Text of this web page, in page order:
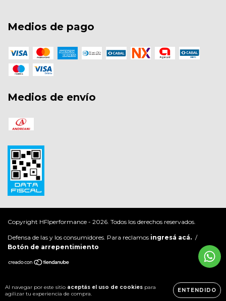
Al navegar por este sitio aceptás el uso de cookies para
agilizar tu experiencia de compra.
ENTENDIDO
Medios de pago
Medios de envío
Copyright HFIperformance - 2026. Todos los derechos reservados.
Defensa de las y los consumidores. Para reclamos ingresá acá. /
Botón de arrepentimiento